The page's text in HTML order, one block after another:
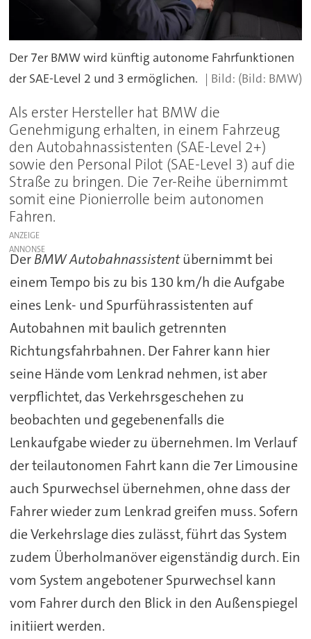
Der 7er BMW wird künftig autonome Fahrfunktionen
der SAE-Level 2 und 3 ermöglichen.
(Bild: BMW)
Als erster Hersteller hat BMW die
Genehmigung erhalten, in einem Fahrzeug
den Autobahnassistenten (SAE-Level 2+)
sowie den Personal Pilot (SAE-Level 3) auf die
Straße zu bringen. Die 7er-Reihe übernimmt
somit eine Pionierrolle beim autonomen
Fahren.
ANZEIGE
DerBMW Autobahnassistentübernimmt bei
einem Tempo bis zu bis 130 km/h die Aufgabe
eines Lenk- und Spurführassistenten auf
Autobahnen mit baulich getrennten
Richtungsfahrbahnen. Der Fahrer kann hier
seine Hände vom Lenkrad nehmen, ist aber
verpflichtet, das Verkehrsgeschehen zu
beobachten und gegebenenfalls die
Lenkaufgabe wieder zu übernehmen. Im Verlauf
der teilautonomen Fahrt kann die 7er Limousine
auch Spurwechsel übernehmen, ohne dass der
Fahrer wieder zum Lenkrad greifen muss. Sofern
die Verkehrslage dies zulässt, führt das System
zudem Überholmanöver eigenständig durch. Ein
vom System angebotener Spurwechsel kann
vom Fahrer durch den Blick in den Außenspiegel
initiiert werden.